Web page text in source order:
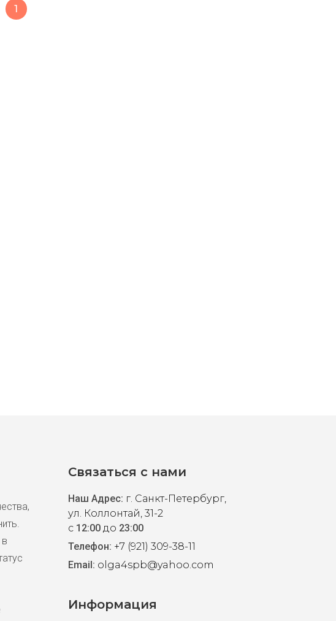
1
M, M-L(46)
кардиган в цвете cream от греческого бренда Rococo.
запах подчеркивая талию и грудь. Отлично смотрится поверх
и рубашек. Маркировка ML на р. 44-46-48.
Связаться с нами
Наш Адрес: г. Санкт-Петербург,
ул. Коллонтай, 31-2
с 12:00 до 23:00
Телефон: +7 (921) 309-38-11
Email: olga4spb@yahoo.com
Информация